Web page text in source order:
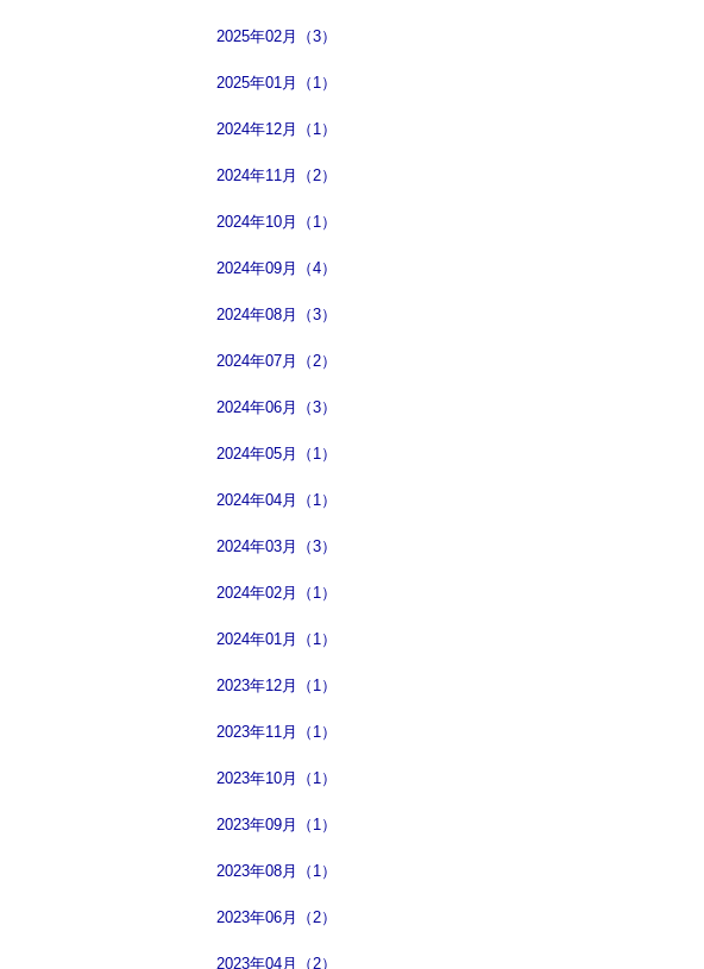
2025年02月（3）
2025年01月（1）
2024年12月（1）
2024年11月（2）
2024年10月（1）
2024年09月（4）
2024年08月（3）
2024年07月（2）
2024年06月（3）
2024年05月（1）
2024年04月（1）
2024年03月（3）
2024年02月（1）
2024年01月（1）
2023年12月（1）
2023年11月（1）
2023年10月（1）
2023年09月（1）
2023年08月（1）
2023年06月（2）
2023年04月（2）